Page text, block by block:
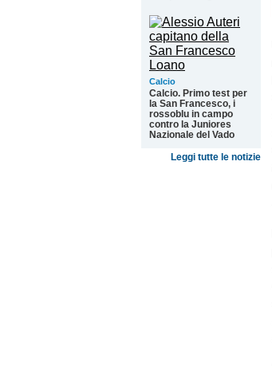
Calcio
Calcio. Primo test per
la San Francesco, i
rossoblu in campo
contro la Juniores
Nazionale del Vado
Leggi tutte le notizie